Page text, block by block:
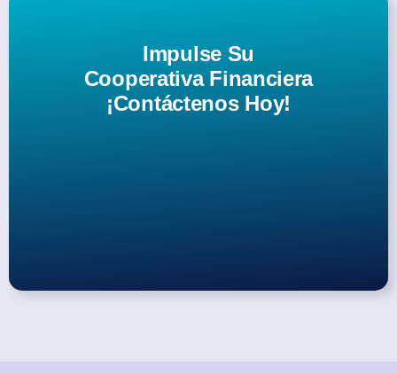
Impulse Su
Cooperativa Financiera
¡Contáctenos Hoy!